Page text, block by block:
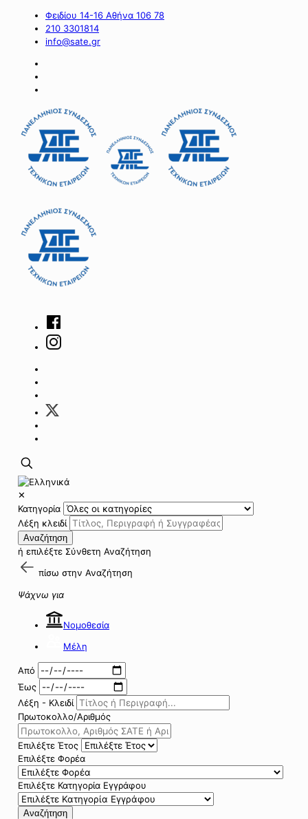
Φειδίου 14-16 Αθήνα 106 78
210 3301814
info@sate.gr
✕
Κατηγορία
Λέξη κλειδί
Αναζήτηση
ή επιλέξτε Σύνθετη Αναζήτηση
πίσω στην Αναζήτηση
Ψάχνω για
Νομοθεσία
Μέλη
Από
Έως
Λέξη - Κλειδί
Πρωτοκολλο/Αριθμός
Επιλέξτε Έτος
Επιλέξτε Φορέα
Επιλέξτε Κατηγορία Εγγράφου
Αναζήτηση